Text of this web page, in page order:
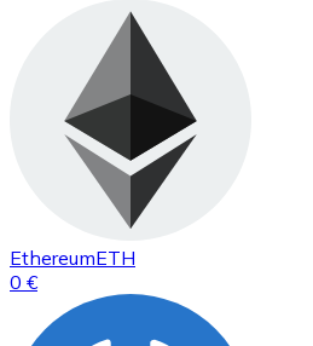
EthereumETH
0 €